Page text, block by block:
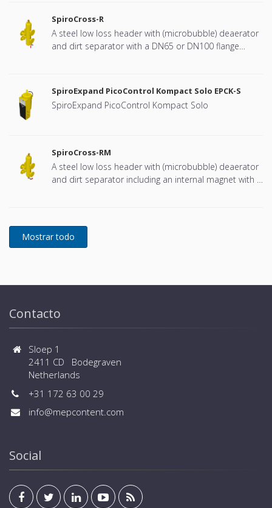
SpiroCross-R
A steel low loss header with (microbubble) deaerator
and dirt separator with a DN65 or DN100 flange
SpiroExpand PicoControl Kompact Solo EPCK-S
SpiroExpand PicoControl Kompact Solo
SpiroCross-RM
A steel low loss header with (microbubble) deaerator
and dirt separator including an internal magnet with a
Contacto
Sloep 1
2411 CD Bodegraven
Netherlands
+31 172 63 00 29
info@mepcontent.com
Social